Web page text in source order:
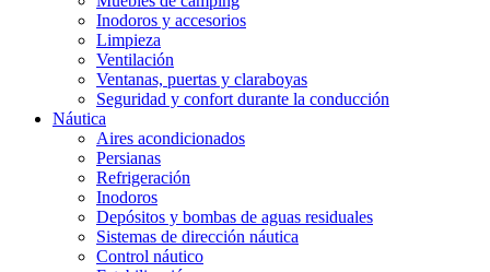
Inodoros y accesorios
Limpieza
Ventilación
Ventanas, puertas y claraboyas
Seguridad y confort durante la conducción
Náutica
Aires acondicionados
Persianas
Refrigeración
Inodoros
Depósitos y bombas de aguas residuales
Sistemas de dirección náutica
Control náutico